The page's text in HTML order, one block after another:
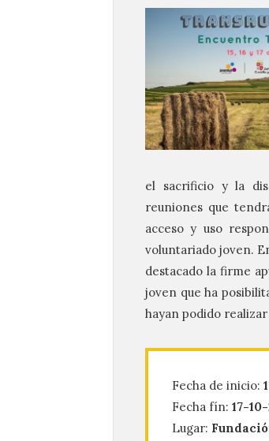
el sacrificio y la
reuniones que
acceso y uso
voluntariado joven.
destacado la firme
joven que ha
hayan podido
Fecha de inicio:
Fecha fín: 17-
Lugar: